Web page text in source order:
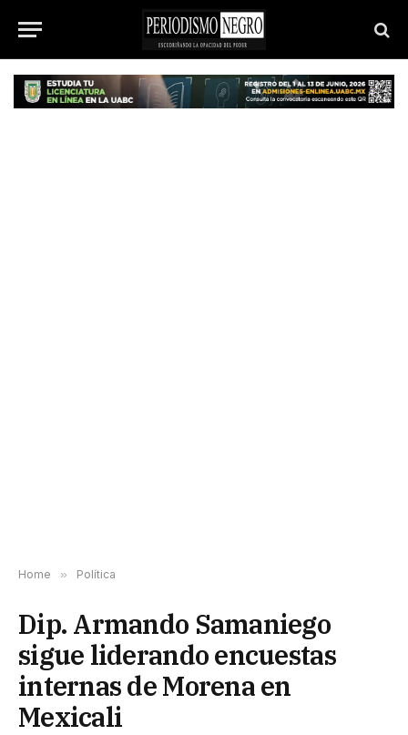
Home » Política
Dip. Armando Samaniego
sigue liderando encuestas
internas de Morena en
Mexicali